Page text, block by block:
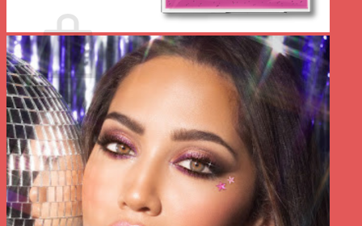
Votre panier est vide.
Retour à la boutique